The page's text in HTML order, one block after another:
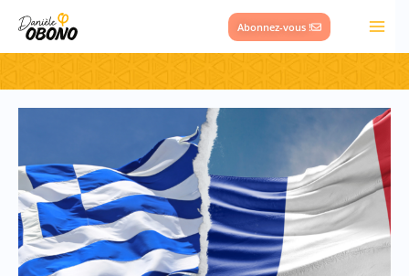
contenu
Abonnez-vous !